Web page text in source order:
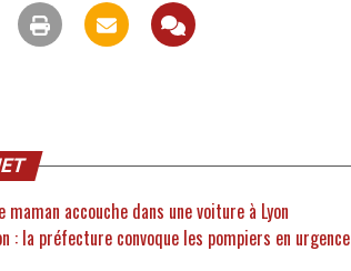
accouche dans une voiture à Lyon
: la préfecture convoque les pompiers en urgence